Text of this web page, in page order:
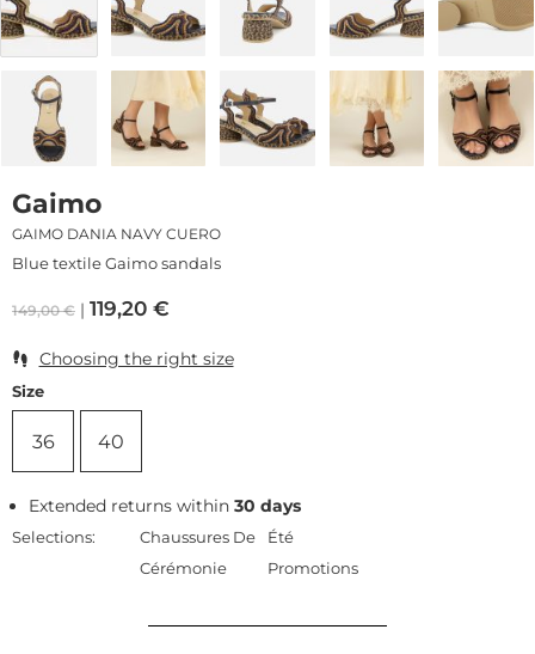
Gaimo
GAIMO DANIA NAVY CUERO
Blue textile Gaimo sandals
149,00€ 119,20 €
Choosing the right size
Size
36 40
Extended returns within30 days
Selections:
Chaussures De
Cérémonie
Été
Promotions